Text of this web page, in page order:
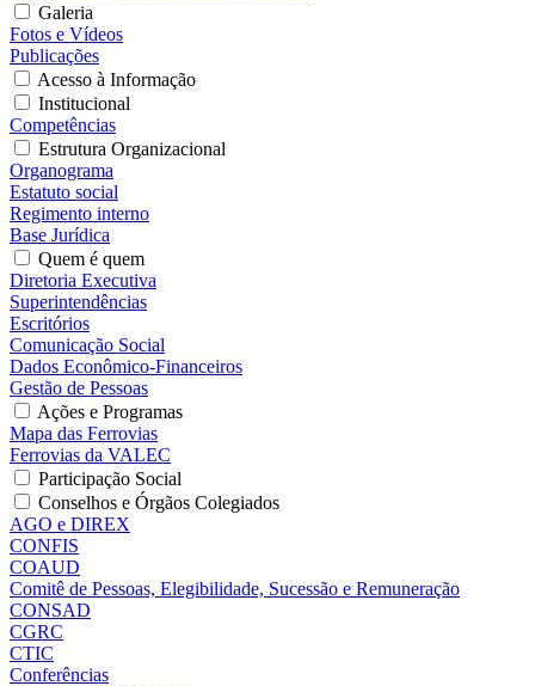
Galeria
Fotos e Vídeos
Publicações
Acesso à Informação
Institucional
Competências
Estrutura Organizacional
Organograma
Estatuto social
Regimento interno
Base Jurídica
Quem é quem
Diretoria Executiva
Superintendências
Escritórios
Comunicação Social
Dados Econômico-Financeiros
Gestão de Pessoas
Ações e Programas
Mapa das Ferrovias
Ferrovias da VALEC
Participação Social
Conselhos e Órgãos Colegiados
AGO e DIREX
CONFIS
COAUD
Comitê de Pessoas, Elegibilidade, Sucessão e Remuneração
CONSAD
CGRC
CTIC
Conferências